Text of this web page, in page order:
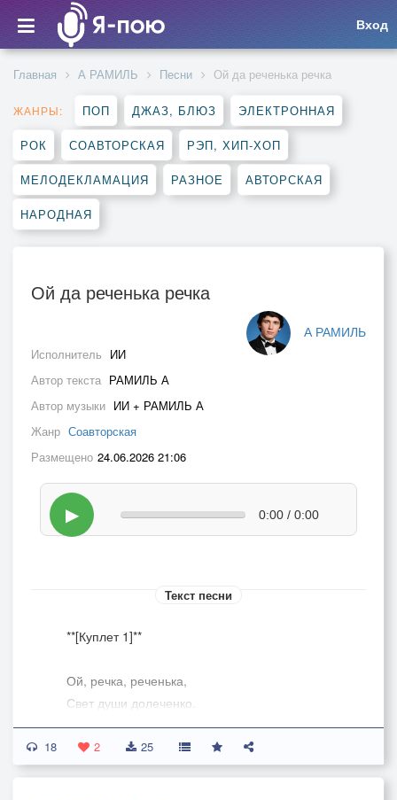
Вход
Главная А РАМИЛЬ Песни Ой да реченька речка
ЖАНРЫ: ПОП ДЖАЗ, БЛЮЗ ЭЛЕКТРОННАЯ
РОК СОАВТОРСКАЯ РЭП, ХИП-ХОП
МЕЛОДЕКЛАМАЦИЯ РАЗНОЕ АВТОРСКАЯ
НАРОДНАЯ
Ой да реченька речка
А РАМИЛЬ
Исполнитель ИИ
Автор текста РАМИЛЬ А
Автор музыки ИИ + РАМИЛЬ А
Жанр Соавторская
Размещено 24.06.2026 21:06
▶ 0:00 / 0:00
Текст песни
**[Куплет 1]**
Ой, речка, реченька,
Свет души долеченко.
Умой меня водицею,
Стань моей сестрицею.
Смой печаль-кручинушку,
18 2 25